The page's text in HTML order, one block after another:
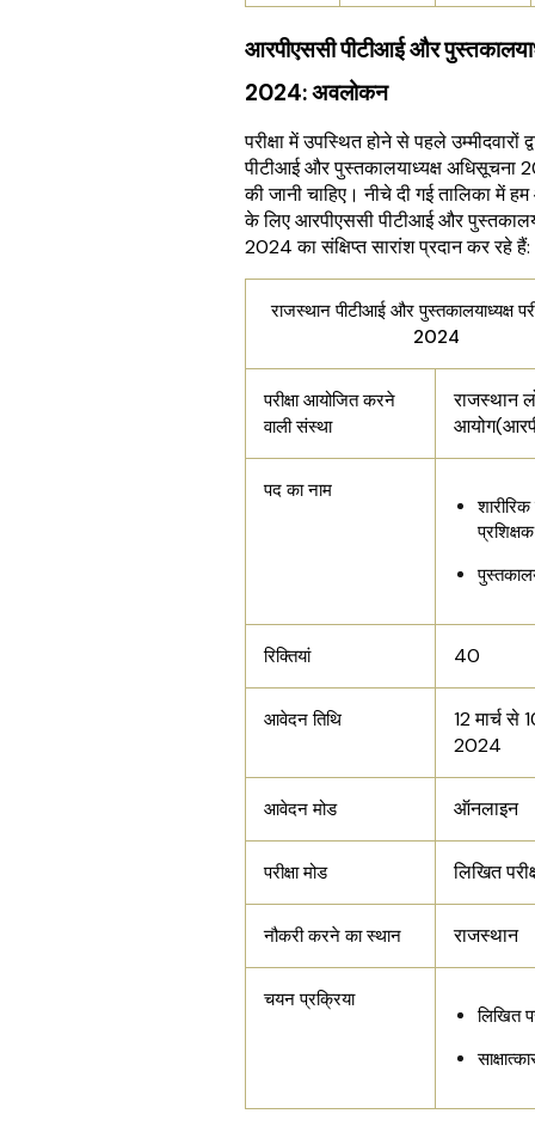
आरपीएससी पीटीआई और
2024: अवलोकन
परीक्षा में उपस्थित होने से पहले उम्मीदवारों
पीटीआई और पुस्तकालयाध्यक्ष अधिसूचना
की जानी चाहिए। नीचे दी गई तालिका में
के लिए आरपीएससी पीटीआई और
2024 का संक्षिप्त सारांश प्रदान कर रहे
राजस्थान पीटीआई और पुस्तकालयाध्यक्ष
2024
परीक्षा आयोजित करने
वाली संस्था
राजस्थान
पद का नाम
रिक्तियां 40
आवेदन तिथि
12 मार्च से
2024
आवेदन मोड ऑनलाइन
परीक्षा मोड लिखित
नौकरी करने का स्थान राजस्थान
चयन प्रक्रिया
लिखित